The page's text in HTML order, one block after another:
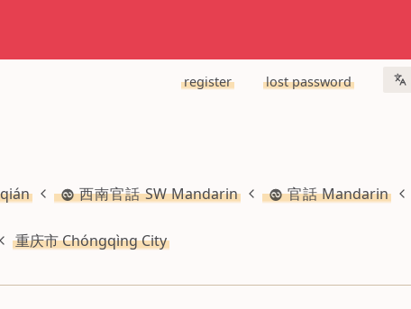
register lost password
西南官話 SW Mandarin
官話 Mandarin
重庆市 Chóngqìng City